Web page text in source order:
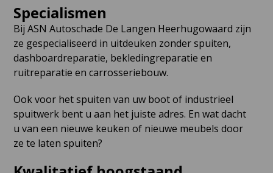
Specialismen
Bij ASN Autoschade De Langen Heerhugowaard zijn
ze gespecialiseerd in uitdeuken zonder spuiten,
dashboardreparatie, bekledingreparatie en
ruitreparatie en carrosseriebouw.
Ook voor het spuiten van uw boot of industrieel
spuitwerk bent u aan het juiste adres. En wat dacht
u van een nieuwe keuken of nieuwe meubels door
ze te laten spuiten?